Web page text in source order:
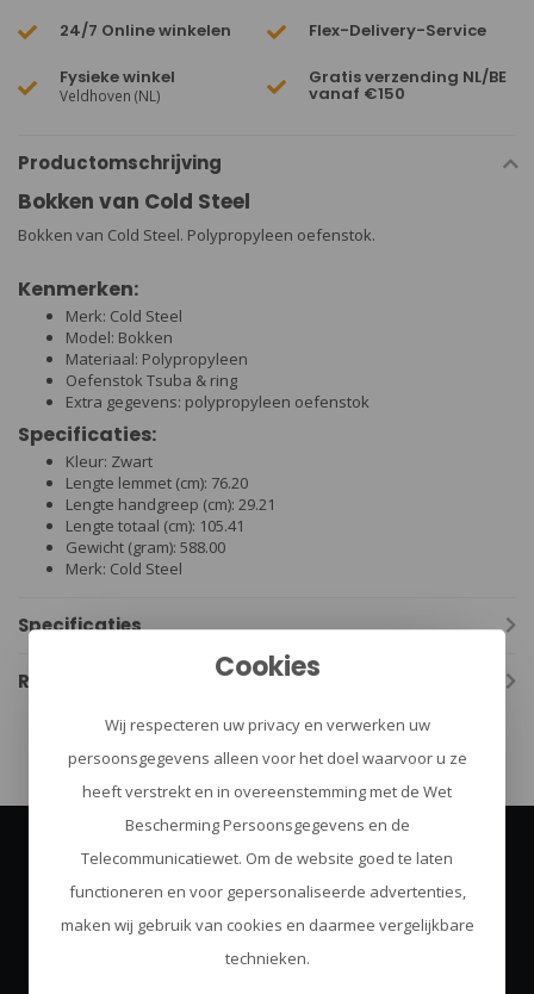
24/7 Online winkelen Flex-Delivery-Service
Fysieke winkel
Veldhoven (NL)
Gratis verzending NL/BE
vanaf €150
Productomschrijving
Bokken van Cold Steel
Bokken van Cold Steel. Polypropyleen oefenstok.
Kenmerken:
Merk: Cold Steel
Model: Bokken
Materiaal: Polypropyleen
Oefenstok Tsuba & ring
Extra gegevens: polypropyleen oefenstok
Specificaties:
Kleur: Zwart
Lengte lemmet (cm): 76.20
Lengte handgreep (cm): 29.21
Lengte totaal (cm): 105.41
Gewicht (gram): 588.00
Merk: Cold Steel
Specificaties
Reviews
Abonneer je op onze nieuwsbrief
Cookies
Wij respecteren uw privacy en verwerken uw
persoonsgegevens alleen voor het doel waarvoor u ze
heeft verstrekt en in overeenstemming met de Wet
Bescherming Persoonsgegevens en de
Telecommunicatiewet. Om de website goed te laten
functioneren en voor gepersonaliseerde advertenties,
maken wij gebruik van cookies en daarmee vergelijkbare
technieken.